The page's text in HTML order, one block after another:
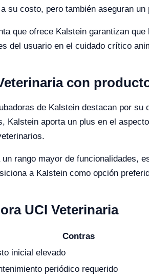
su costo, pero también aseguran
que ofrece Kalstein garantizan
del usuario en el cuidado crítico
con
de Kalstein destacan por su
Kalstein aporta un plus en el
rango mayor de funcionalidades,
a Kalstein como opción
UCI Veterinaria
Contras
inicial elevado
periódico requerido